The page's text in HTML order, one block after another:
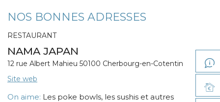
NOS BONNES ADRESSES
RESTAURANT
NAMA JAPAN
12 rue Albert Mahieu 50100 Cherbourg-en-Cotentin
Site web
On aime: Les poke bowls, les sushis et autres